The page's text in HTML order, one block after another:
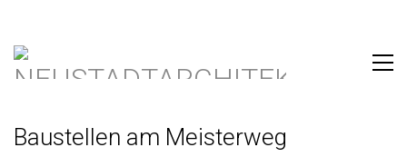
Baustellen am Meisterweg